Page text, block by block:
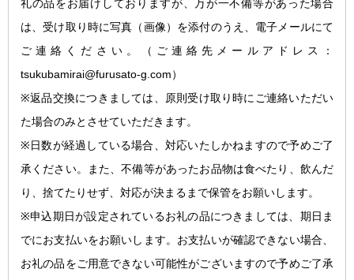
礼の品をお届けしておりますが、万が一不備等があった場合
は、受け取り時に写真（画像）を添付のうえ、電子メールにて
ご連絡ください。
（ご連絡先メールアドレス：
tsukubamirai@furusato-g.com）
※返品交換につきましては、原則受け取り時にご連絡いただい
た場合のみとさせていただきます。
※日数が経過している場合、対応いたしかねますので予めご了
承ください。また、不備等があったお品物は食べたり、飲んだ
り、捨てたりせず、対応が決まるまで保管をお願いします。
※申込期日が設定されているお礼の品につきましては、期日ま
でにお支払いをお願いします。お支払いが確認できない場合、
お礼の品をご用意できない可能性がございますので予めご了承